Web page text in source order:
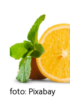
foto: Pixabay